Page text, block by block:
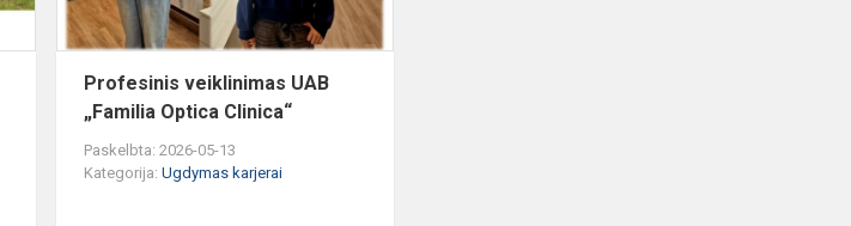
„Au...
Profesinis veiklinimas UAB
„Familia Optica Clinica“
Paskelbta: 2026-05-13
Kategorija:Ugdymas karjerai